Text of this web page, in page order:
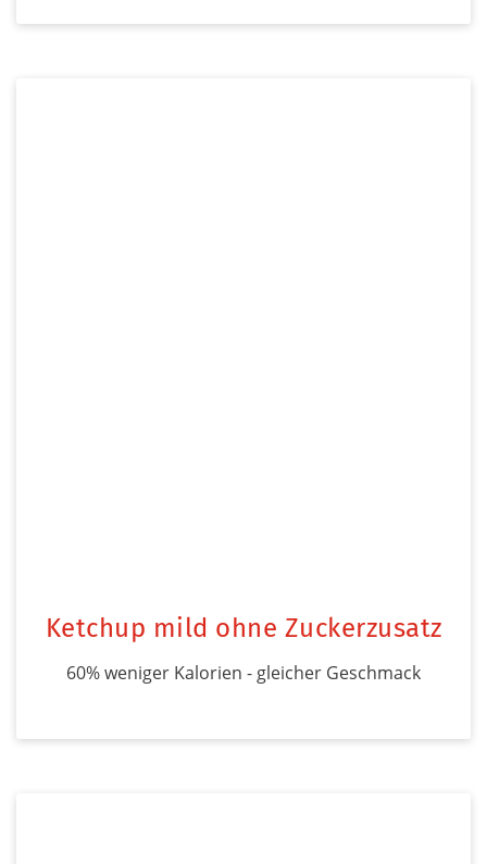
Ketchup mild ohne Zuckerzusatz
60% weniger Kalorien - gleicher Geschmack